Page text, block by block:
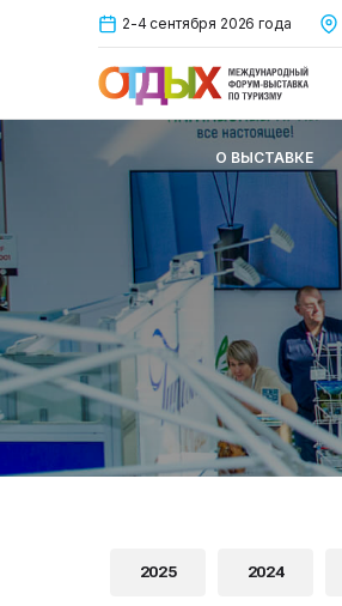
2-4 сентября 2026 года
О ВЫСТАВКЕ
2025 2024